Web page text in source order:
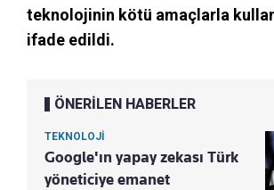
teknolojinin kötü amaçlarla
ifade edildi.
ÖNERİLEN HABERLER
TEKNOLOJİ
Google'ın yapay zekası Türk
yöneticiye emanet